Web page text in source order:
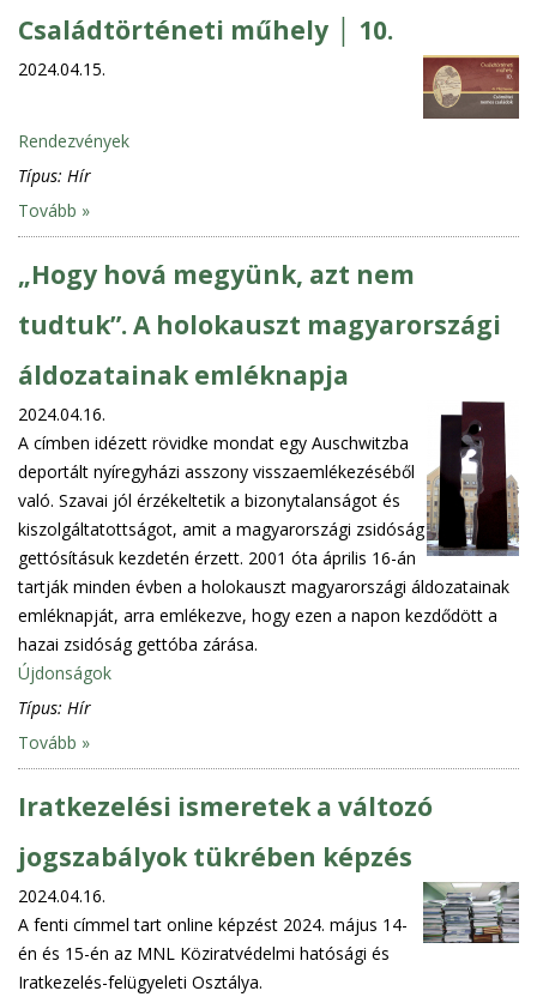
Családtörténeti műhely │ 10.
2024.04.15.
Rendezvények
Típus: Hír
Tovább »
„Hogy hová megyünk, azt nem
tudtuk”. A holokauszt magyarországi
áldozatainak emléknapja
2024.04.16.
A címben idézett rövidke mondat egy Auschwitzba
deportált nyíregyházi asszony visszaemlékezéséből
való. Szavai jól érzékeltetik a bizonytalanságot és
kiszolgáltatottságot, amit a magyarországi zsidóság
gettósításuk kezdetén érzett. 2001 óta április 16-án
tartják minden évben a holokauszt magyarországi áldozatainak
emléknapját, arra emlékezve, hogy ezen a napon kezdődött a
hazai zsidóság gettóba zárása.
Újdonságok
Típus: Hír
Tovább »
Iratkezelési ismeretek a változó
jogszabályok tükrében képzés
2024.04.16.
A fenti címmel tart online képzést 2024. május 14-
én és 15-én az MNL Köziratvédelmi hatósági és
Iratkezelés-felügyeleti Osztálya.